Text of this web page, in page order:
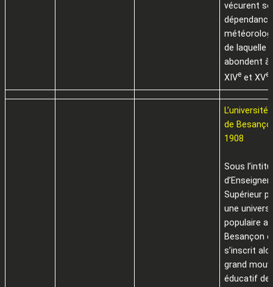
vécurent
de laquelle
abondent à
XIVe et XVe
L’université
de
1908
Sous
Supérieur
une
populaire a
Besançon
s’inscrit
grand
éducatif